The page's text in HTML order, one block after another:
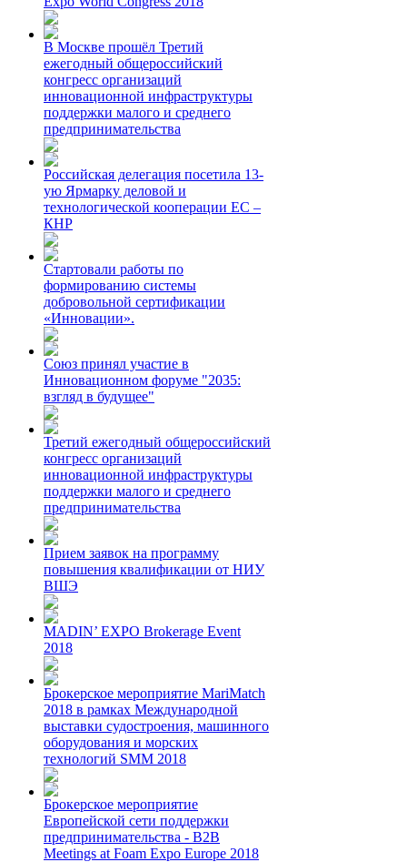
В Москве прошёл Третий
ежегодный общероссийский
конгресс организаций
инновационной инфраструктуры
поддержки малого и среднего
предпринимательства
Российская делегация посетила 13-
ую Ярмарку деловой и
технологической кооперации ЕС –
КНР
Стартовали работы по
формированию системы
добровольной сертификации
«Инновации».
Союз принял участие в
Инновационном форуме "2035:
взгляд в будущее"
Третий ежегодный общероссийский
конгресс организаций
инновационной инфраструктуры
поддержки малого и среднего
предпринимательства
Прием заявок на программу
повышения квалификации от НИУ
ВШЭ
MADIN’ EXPO Brokerage Event
2018
Брокерское мероприятие MariMatch
2018 в рамках Международной
выставки судостроения, машинного
оборудования и морских
технологий SMM 2018
Брокерское мероприятие
Европейской сети поддержки
предпринимательства - B2B
Meetings at Foam Expo Europe 2018